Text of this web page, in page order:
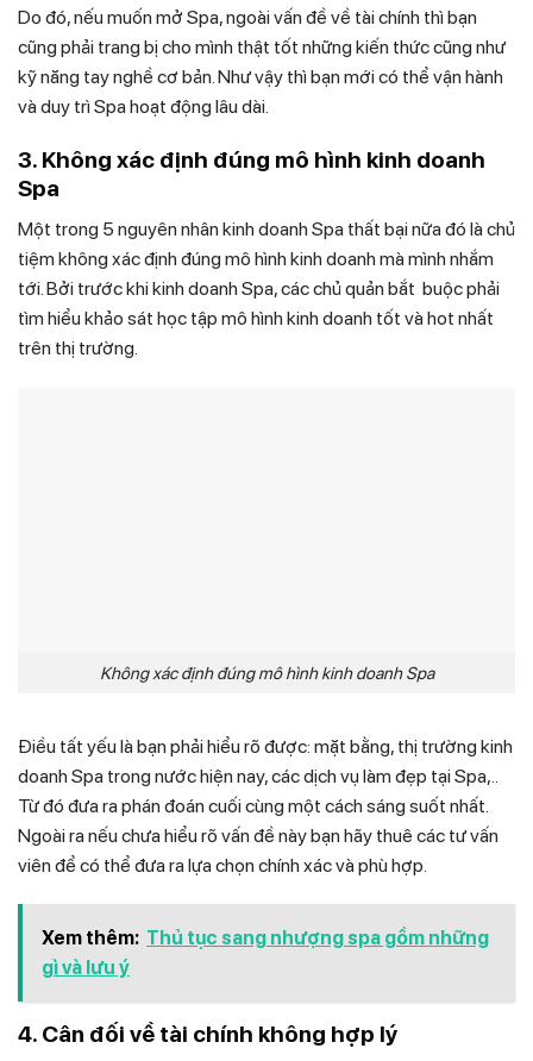
Do đó, nếu muốn mở Spa, ngoài vấn đề về tài chính thì bạn
cũng phải trang bị cho mình thật tốt những kiến thức cũng như
kỹ năng tay nghề cơ bản. Như vậy thì bạn mới có thể vận hành
và duy trì Spa hoạt động lâu dài.
3. Không xác định đúng mô hình kinh doanh
Spa
Một trong 5 nguyên nhân kinh doanh Spa thất bại nữa đó là chủ
tiệm không xác định đúng mô hình kinh doanh mà mình nhắm
tới. Bởi trước khi kinh doanh Spa, các chủ quản bắt buộc phải
tìm hiểu khảo sát học tập mô hình kinh doanh tốt và hot nhất
trên thị trường.
Không xác định đúng mô hình kinh doanh Spa
Điều tất yếu là bạn phải hiểu rõ được: mặt bằng, thị trường kinh
doanh Spa trong nước hiện nay, các dịch vụ làm đẹp tại Spa,..
Từ đó đưa ra phán đoán cuối cùng một cách sáng suốt nhất.
Ngoài ra nếu chưa hiểu rõ vấn đề này bạn hãy thuê các tư vấn
viên để có thể đưa ra lựa chọn chính xác và phù hợp.
Xem thêm: Thủ tục sang nhượng spa gồm những
gì và lưu ý
4. Cân đối về tài chính không hợp lý